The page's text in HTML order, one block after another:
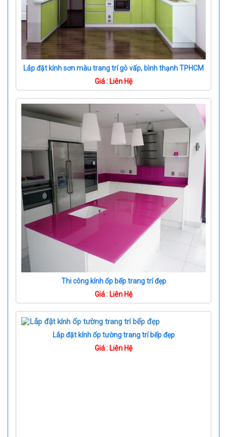
Lắp đặt kính sơn màu trang trí gò vấp, bình thạnh TPHCM
Giá : Liên Hệ
Thi công kính ốp bếp trang trí đẹp
Giá : Liên Hệ
Lắp đặt kính ốp tường trang trí bếp đẹp
Giá : Liên Hệ